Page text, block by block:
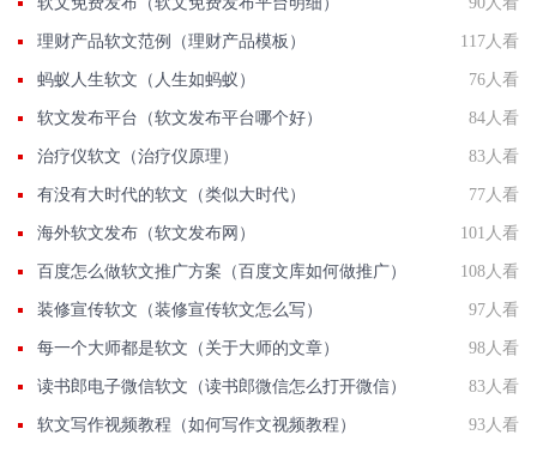
理财产品软文范例（理财产品模板） 117人看
蚂蚁人生软文（人生如蚂蚁） 76人看
软文发布平台（软文发布平台哪个好） 84人看
治疗仪软文（治疗仪原理） 83人看
有没有大时代的软文（类似大时代） 77人看
海外软文发布（软文发布网） 101人看
百度怎么做软文推广方案（百度文库如何做推广） 108人看
装修宣传软文（装修宣传软文怎么写） 97人看
每一个大师都是软文（关于大师的文章） 98人看
读书郎电子微信软文（读书郎微信怎么打开微信） 83人看
软文写作视频教程（如何写作文视频教程） 93人看